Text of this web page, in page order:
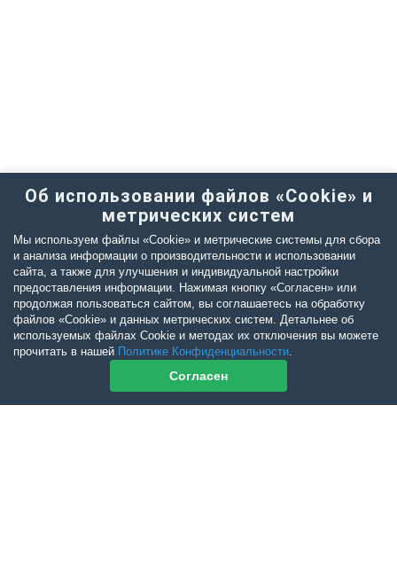
Об использовании файлов «Cookie» и
метрических систем
Мы используем файлы «Cookie» и метрические системы для сбора
и анализа информации о производительности и использовании
сайта, а также для улучшения и индивидуальной настройки
предоставления информации. Нажимая кнопку «Согласен» или
продолжая пользоваться сайтом, вы соглашаетесь на обработку
файлов «Cookie» и данных метрических систем. Детальнее об
используемых файлах Cookie и методах их отключения вы можете
прочитать в нашей Политике Конфиденциальности.
Согласен